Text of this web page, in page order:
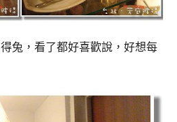
兔，看了都好喜歡說，好想每